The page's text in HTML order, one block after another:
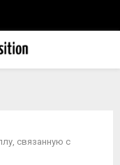
связанную с